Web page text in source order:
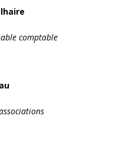
comptable